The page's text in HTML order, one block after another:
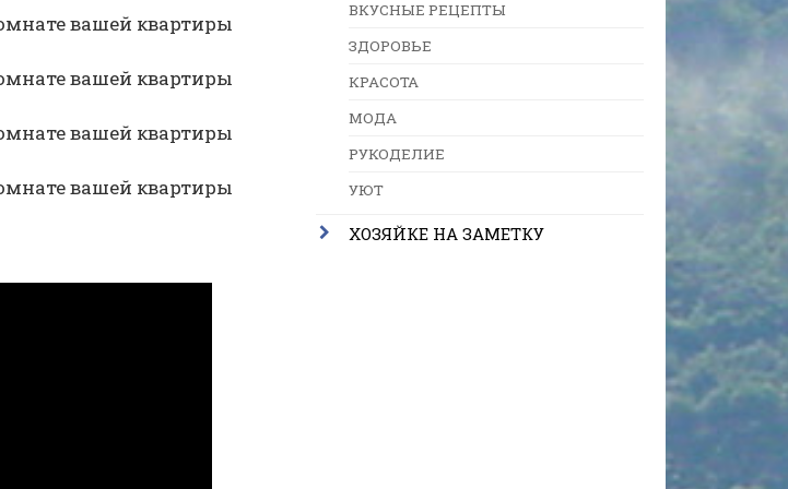
ВКУСНЫЕ РЕЦЕПТЫ
ЗДОРОВЬЕ
КРАСОТА
МОДА
РУКОДЕЛИЕ
УЮТ
ХОЗЯЙКЕ НА ЗАМЕТКУ